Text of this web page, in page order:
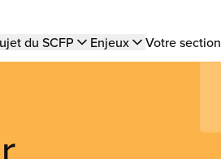
du SCFP Enjeux Votre